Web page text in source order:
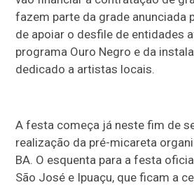
fazem parte da grade anunciada
de apoiar o desfile de entidades
programa Ouro Negro e da
dedicado a artistas locais.
A festa começa já neste fim de
realização da pré-micareta
BA. O esquenta para a festa
São José e Ipuaçu, que ficam a